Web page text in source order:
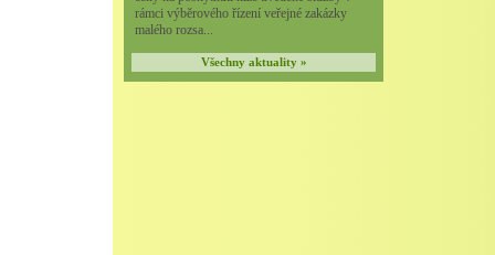
rámci výběrového řízení veřejné zakázky
malého rozsa...
Všechny aktuality »